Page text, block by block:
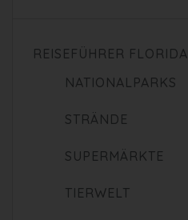
REISEFÜHRER FLORIDA
NATIONALPARKS
STRÄNDE
SUPERMÄRKTE
TIERWELT